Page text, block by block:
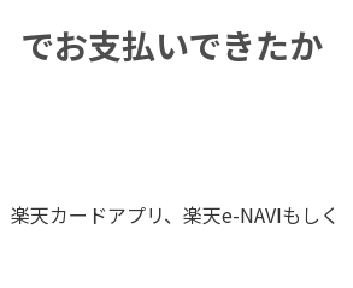
でお支払いできたか
天カードアプリ、楽天e-NAVIもしく